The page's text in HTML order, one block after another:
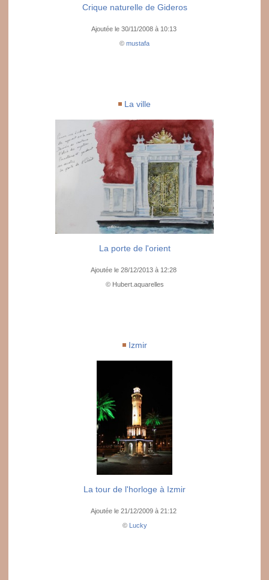
Crique naturelle de Gideros
Ajoutée le 30/11/2008 à 10:13
© mustafa
La ville
La porte de l'orient
Ajoutée le 28/12/2013 à 12:28
© Hubert.aquarelles
Izmir
La tour de l'horloge à Izmir
Ajoutée le 21/12/2009 à 21:12
© Lucky